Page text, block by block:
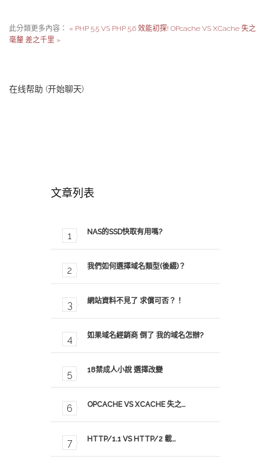
此分類更多內容： « PHP 5.5 VS PHP 5.6 效能初探! OPcache VS XCache 失之
毫釐 差之千里 »
在线帮助 (开始聊天)
文章列表
NAS的SSD快取有用嗎?
我們如何選擇域名類型(後綴)？
網站資料不見了 求償可否？！
如果域名經銷商 倒了 我的域名怎辦?
18禁成人小說 選擇改變
OPCACHE VS XCACHE 失之…
HTTP/1.1 VS HTTP/2 載…